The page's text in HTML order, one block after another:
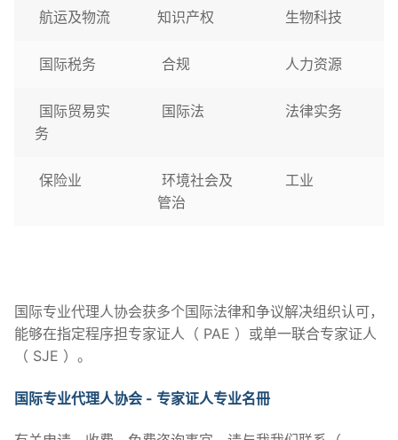
航运及物流 知识产权 生物科技
国际税务 合规 人力资源
国际贸易实
务
国际法 法律实务
保险业
环境社会及
管治
工业
国际专业代理人协会获多个国际法律和争议解决组织认可，
能够在指定程序担专家证人（ PAE ）或单一联合专家证人
（ SJE ）。
国际专业代理人协会 - 专家证人专业名冊